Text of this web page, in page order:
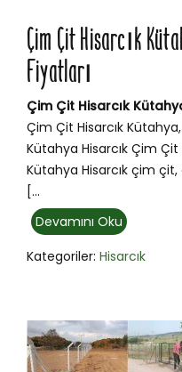
Çim Çit Hisarcık
Fiyatları
Çim Çit Hisarcık
Çim Çit Hisarcık
Kütahya Hisarcık Çim
Kütahya Hisarcık çim
[...
Devamını Oku
Kategoriler: Hisarcık